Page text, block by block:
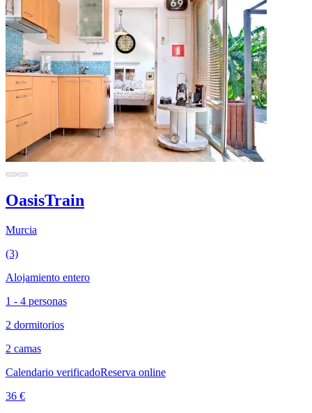
OasisTrain
Murcia
(3)
Alojamiento entero
1 - 4 personas
2 dormitorios
2 camas
Calendario verificadoReserva online
36 €